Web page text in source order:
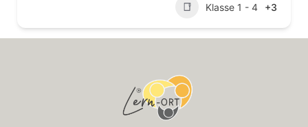
Klasse 1 - 4 +3